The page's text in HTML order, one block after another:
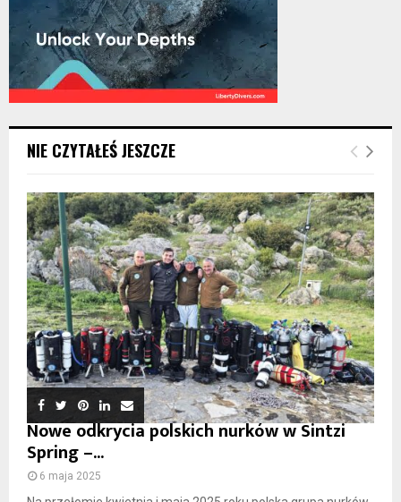
NIE CZYTAŁEŚ JESZCZE
Nowe odkrycia polskich nurków w Sintzi
Spring –...
6 maja 2025